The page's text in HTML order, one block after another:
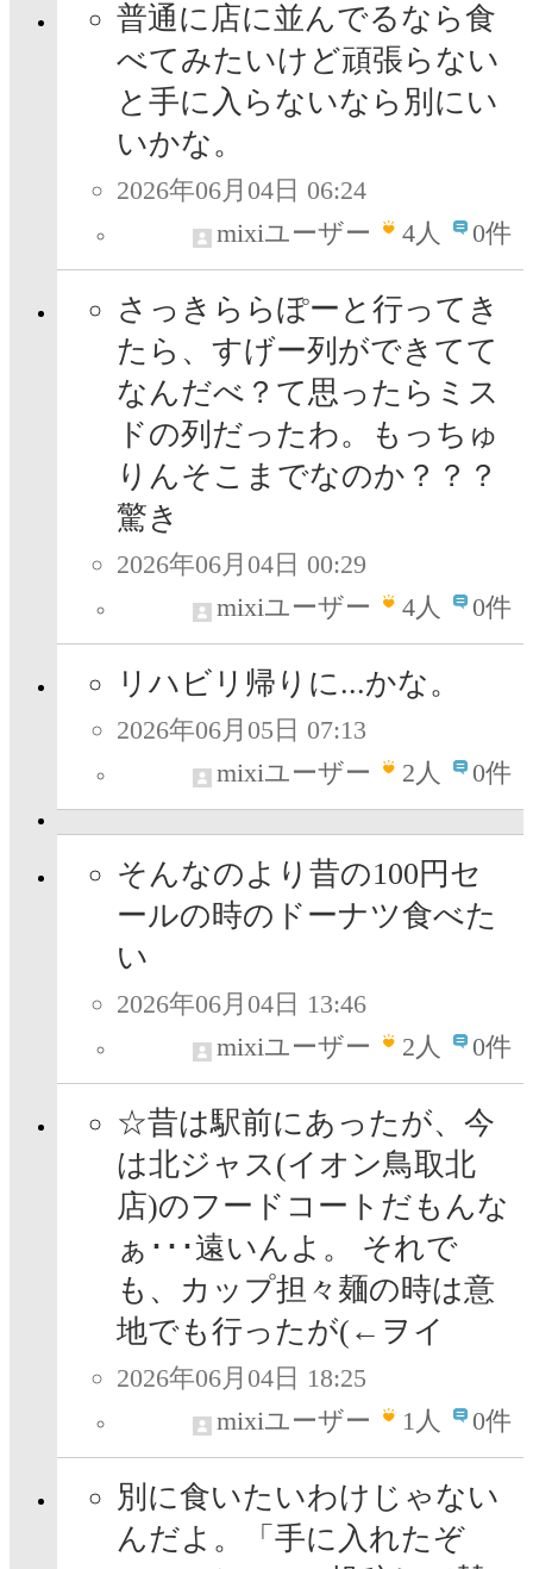
普通に店に並んでるなら食
べてみたいけど頑張らない
と手に入らないなら別にい
いかな。
2026年06月04日 06:24
mixiユーザー
4人 0件
さっきららぽーと行ってき
たら、すげー列ができてて
なんだべ？て思ったらミス
ドの列だったわ。もっちゅ
りんそこまでなのか？？？
驚き
2026年06月04日 00:29
mixiユーザー
4人 0件
リハビリ帰りに...かな。
2026年06月05日 07:13
mixiユーザー
2人 0件
そんなのより昔の100円セ
ールの時のドーナツ食べた
い
2026年06月04日 13:46
mixiユーザー
2人 0件
☆昔は駅前にあったが、今
は北ジャス(イオン鳥取北
店)のフードコートだもんな
ぁ･･･遠いんよ。 それで
も、カップ担々麺の時は意
地でも行ったが(←ヲイ
2026年06月04日 18:25
mixiユーザー
1人 0件
別に食いたいわけじゃない
んだよ。「手に入れたぞ